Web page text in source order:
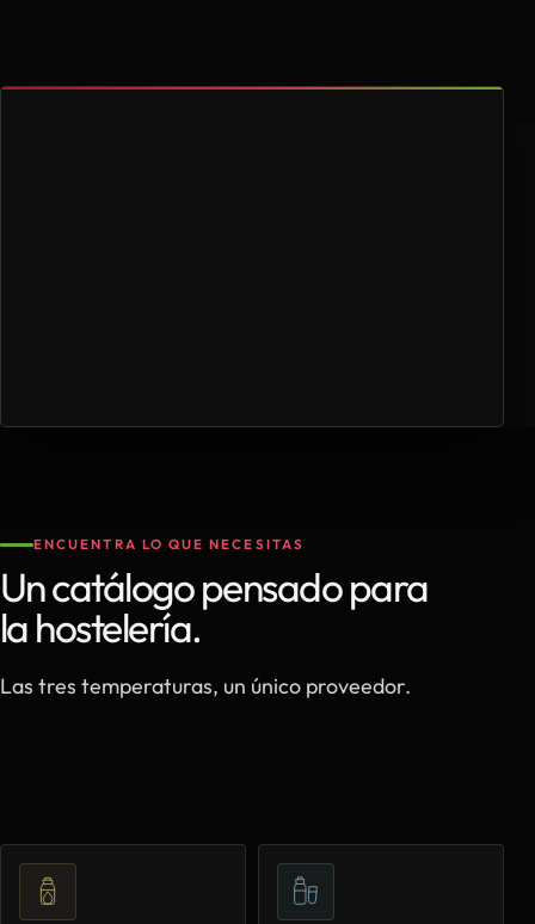
ENCUENTRA LO QUE NECESITAS
Un catálogo pensado para
la hostelería.
Las tres temperaturas, un único proveedor.